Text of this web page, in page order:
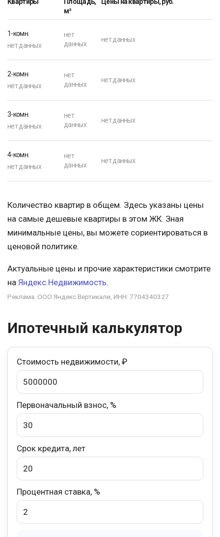
Квартиры
Площадь,
м²
Цены на квартиры, руб.
1-комн.
нет данных
нет
данных
нет данных
2-комн.
нет данных
нет
данных
нет данных
3-комн.
нет данных
нет
данных
нет данных
4-комн.
нет данных
нет
данных
нет данных
Количество квартир в общем. Здесь указаны цены
на самые дешевые квартиры в этом ЖК. Зная
минимальные цены, вы можете сориентироваться в
ценовой политике.
Актуальные цены и прочие характеристики смотрите
на Яндекс.Недвижимость.
Реклама. ООО Яндекс.Вертикали, ИНН: 7704340327
Ипотечный калькулятор
Стоимость недвижимости, ₽
Первоначальный взнос, %
Срок кредита, лет
Процентная ставка, %